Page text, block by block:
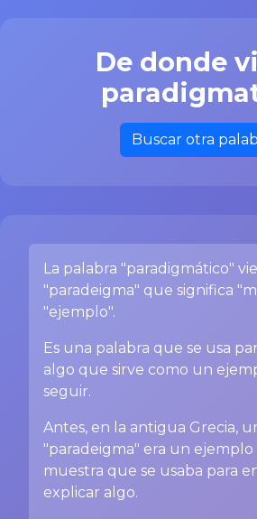
De donde
Buscar otra
La palabra "paradigmático"
"paradeigma" que significa
"ejemplo".
Es una palabra que se usa
algo que sirve como un
seguir.
Antes, en la antigua Grecia,
"paradeigma" era un ejemplo
muestra que se usaba para
explicar algo.